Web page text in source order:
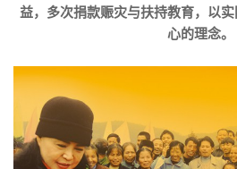
益，多次捐款赈灾与扶持教育，以
心的理念。